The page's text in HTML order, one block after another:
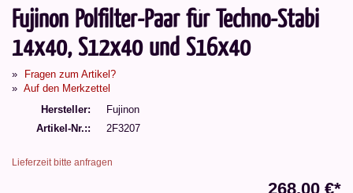
Fujinon Polfilter-Paar für Techno-Stabi
14x40, S12x40 und S16x40
Fragen zum Artikel?
Auf den Merkzettel
Hersteller
Fujinon
Artikel-Nr.:
2F3207
Lieferzeit bitte anfragen
268,00 €*